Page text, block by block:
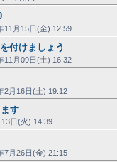
11月15日(金) 12:59
付けましょう
11月09日(土) 16:32
2月16日(土) 19:12
す
日(火) 14:39
7月26日(金) 21:15